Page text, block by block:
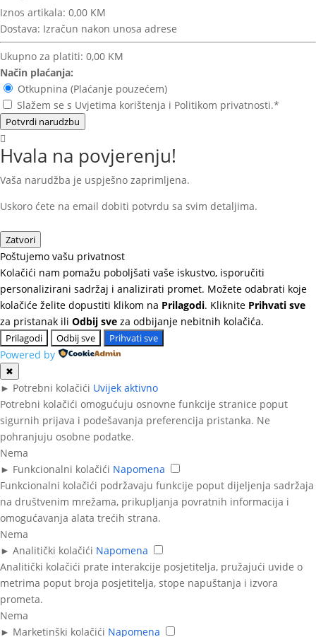
Iznos artikala: 0,00 KM
Dostava: Izračun nakon unosa adrese
Ukupno za platiti: 0,00 KM
Način plaćanja:
Otkupnina (Plaćanje pouzećem)
Slažem se s Uvjetima korištenja i Politikom privatnosti.*
Potvrdi narudzbu
Hvala na povjerenju!
Vaša narudžba je uspješno zaprimljena.
Uskoro ćete na email dobiti potvrdu sa svim detaljima.
Zatvori
Poštujemo vašu privatnost
Kolačići nam pomažu poboljšati vaše iskustvo, isporučiti
personalizirani sadržaj i analizirati promet. Možete odabrati koje
kolačiće želite dopustiti klikom na Prilagodi. Kliknite Prihvati sve
za pristanak ili Odbij sve za odbijanje nebitnih kolačića.
Prilagodi Odbij sve Prihvati sve
Powered by
✖
► Potrebni kolačići Uvijek aktivno
Potrebni kolačići omogućuju osnovne funkcije stranice poput
sigurnih prijava i podešavanja preferencija pristanka. Ne
pohranjuju osobne podatke.
Nema
► Funkcionalni kolačići Napomena
Funkcionalni kolačići podržavaju funkcije poput dijeljenja sadržaja
na društvenim mrežama, prikupljanja povratnih informacija i
omogućavanja alata trećih strana.
Nema
► Analitički kolačići Napomena
Analitički kolačići prate interakcije posjetitelja, pružajući uvide o
metrima poput broja posjetitelja, stope napuštanja i izvora
prometa.
Nema
► Marketinški kolačići Napomena